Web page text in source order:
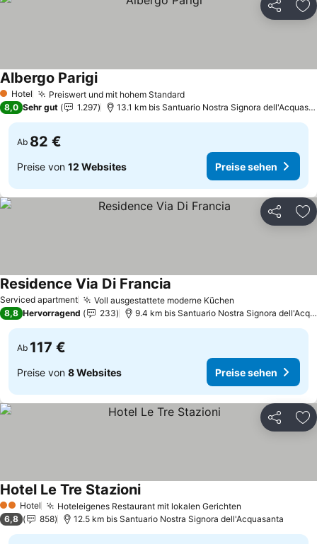
Teilen
1 Sterne
Hotel Preiswert und mit hohem StandardPreise sehen
Albergo ParigiPreise sehen
8,0 Sehr gut 1.297 13.1 km bis Santuario Nostra Signora
Ab 82 €
Preise von 12 Websites Preise sehen
Teilen
Serviced apartment Voll ausgestattete moderne Küchen
Residence Via Di Francia
8,8 Hervorragend 233 9.4 km bis Santuario Nostra Signora
Ab 117 €
Preise von 8 Websites Preise sehen
Teilen
2 Sterne
Hotel Hoteleigenes Restaurant mit lokalen Gerichten
Hotel Le Tre StazioniPreise sehen
6,8 858 12.5 km bis Santuario Nostra Signora dell'Acquasanta